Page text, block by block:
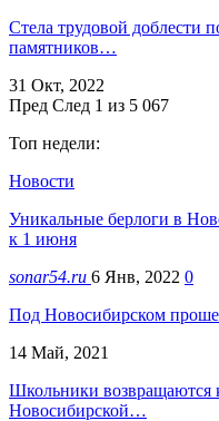
Стела трудовой доблести
памятников…
31 Окт, 2022
Пред След 1 из 5 067
Топ недели:
Новости
Уникальные берлоги в
к 1 июня
sonar54.ru 6 Янв, 2022 0
Под Новосибирском
14 Май, 2021
Школьники возвращаются
Новосибирской…